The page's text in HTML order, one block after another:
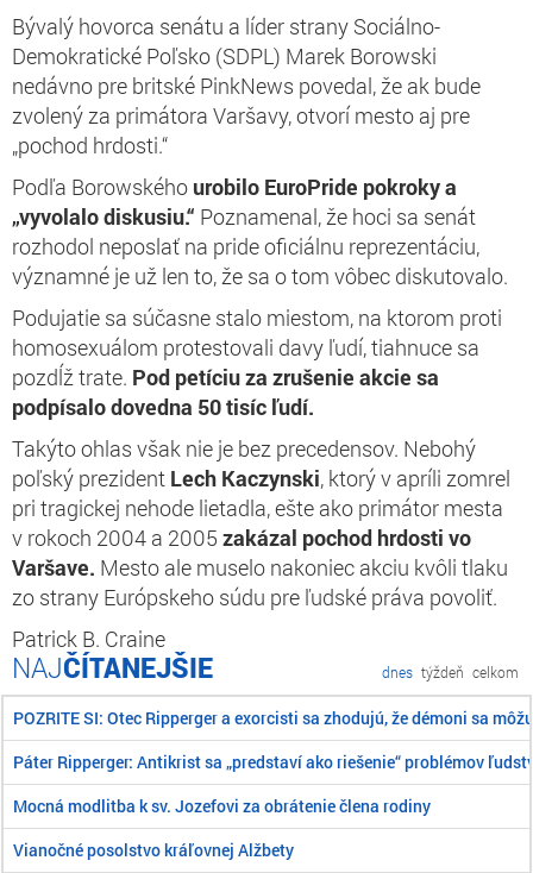
Bývalý hovorca senátu a líder strany Sociálno-
Demokratické Poľsko (SDPL) Marek Borowski
nedávno pre britské PinkNews povedal, že ak bude
zvolený za primátora Varšavy, otvorí mesto aj pre
„pochod hrdosti.“
Podľa Borowského urobilo EuroPride pokroky a
„vyvolalo diskusiu.“ Poznamenal, že hoci sa senát
rozhodol neposlať na pride oficiálnu reprezentáciu,
významné je už len to, že sa o tom vôbec diskutovalo.
Podujatie sa súčasne stalo miestom, na ktorom proti
homosexuálom protestovali davy ľudí, tiahnuce sa
pozdĺž trate. Pod petíciu za zrušenie akcie sa
podpísalo dovedna 50 tisíc ľudí.
Takýto ohlas však nie je bez precedensov. Nebohý
poľský prezident Lech Kaczynski, ktorý v apríli zomrel
pri tragickej nehode lietadla, ešte ako primátor mesta
v rokoch 2004 a 2005 zakázal pochod hrdosti vo
Varšave. Mesto ale muselo nakoniec akciu kvôli tlaku
zo strany Európskeho súdu pre ľudské práva povoliť.
Patrick B. Craine
ČÍTANEJŠIE dnes týždeň celkom
POZRITE SI: Otec Ripperger a exorcisti sa zhodujú, že démoni sa
Páter Ripperger: Antikrist sa „predstaví ako riešenie“ problémov
Mocná modlitba k sv. Jozefovi za obrátenie člena rodiny
Vianočné posolstvo kráľovnej Alžbety